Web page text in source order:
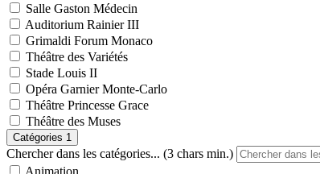
Salle Gaston Médecin
Auditorium Rainier III
Grimaldi Forum Monaco
Théâtre des Variétés
Stade Louis II
Opéra Garnier Monte-Carlo
Théâtre Princesse Grace
Théâtre des Muses
Catégories 1
Chercher dans les catégories... (3 chars min.)
Animation